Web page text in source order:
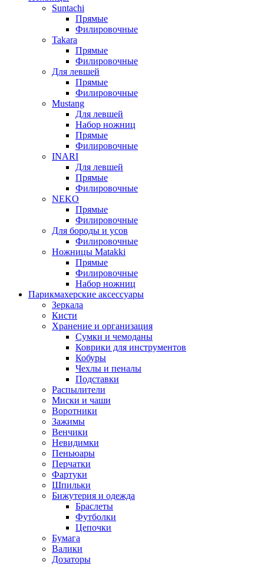
Suntachi
Прямые
Филировочные
Takara
Прямые
Филировочные
Для левшей
Прямые
Филировочные
Mustang
Для левшей
Набор ножниц
Прямые
Филировочные
INARI
Для левшей
Прямые
Филировочные
NEKO
Прямые
Филировочные
Для бороды и усов
Филировочные
Ножницы Matakki
Прямые
Филировочные
Набор ножниц
Парикмахерские аксессуары
Зеркала
Кисти
Хранение и организация
Сумки и чемоданы
Коврики для инструментов
Кобуры
Чехлы и пеналы
Подставки
Распылители
Миски и чаши
Воротники
Зажимы
Венчики
Невидимки
Пеньюары
Перчатки
Фартуки
Шпильки
Бижутерия и одежда
Браслеты
Футболки
Цепочки
Бумага
Валики
Дозаторы